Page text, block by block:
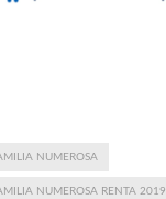
NUMEROSA
NUMEROSA RENTA 2019